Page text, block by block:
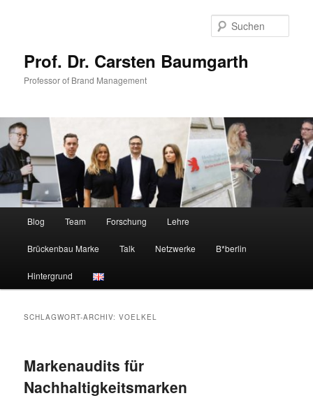
Prof. Dr. Carsten Baumgarth
Professor of Brand Management
Blog Team Forschung Lehre
Brückenbau Marke Talk Netzwerke B*berlin
Hintergrund
SCHLAGWORT-ARCHIV:VOELKEL
Markenaudits für
Nachhaltigkeitsmarken